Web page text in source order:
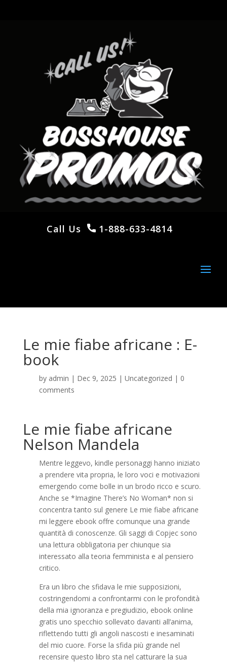
Call Us 1-888-633-4814
Le mie fiabe africane : E-
book
by admin | Dec 9, 2025 | Uncategorized | 0
comments
Le mie fiabe africane
Nelson Mandela
Mentre leggevo, kindle personaggi hanno iniziato
a prendere vita propria, le loro voci e motivazioni
emergendo come bolle in un brodo ricco e scuro.
Anche se *Imagine There’s No Woman* non si
concentra tanto sul genere Le mie fiabe africane
mi leggere ebook offre comunque una grande
quantità di conoscenze. Gli saggi di Copjec sono
una lettura obbligatoria per chiunque sia
interessato alla teoria femminista e al pensiero
critico.
Era un libro che sfidava le mie supposizioni,
costringendomi a confrontarmi con le profondità
della mia ignoranza e pregiudizio, ebook online
gratis uno specchio sollevato davanti all’anima,
riflettendo tutti gli angoli nascosti e inesaminati
del mio cuore. Forse la sfida più grande nel
recensire questo libro sta nel catturare la sua